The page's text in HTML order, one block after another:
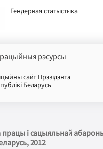
Гендерная статыстыка
рэсурсы
сайт Прэзідэнта
Беларусь
працы і сацыяльнай
, 2012